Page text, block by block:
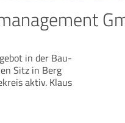
in der Bau-
Sitz in Berg
aktiv. Klaus